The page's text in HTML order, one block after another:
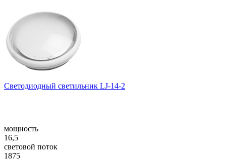
Светодиодный светильник LJ-14-2
мощность
16,5
световой поток
1875